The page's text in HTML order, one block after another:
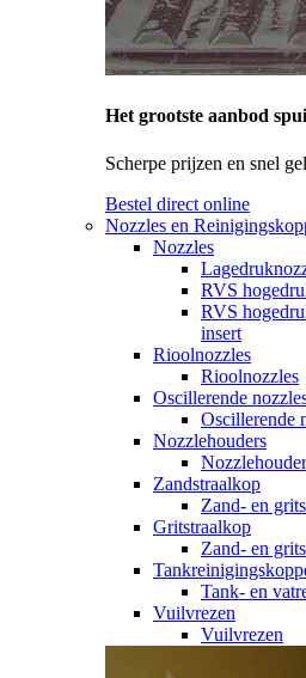
Het grootste aanbod
Scherpe prijzen en snel
Bestel direct online
Nozzles en
Nozzles
RVS
RVS
insert
Rioolnozzles
Rioolnozzles
Oscillerende
Oscillerende
Nozzlehouders
Zandstraalkop
Zand- en
Gritstraalkop
Zand- en
Tank- en
Vuilvrezen
Vuilvrezen